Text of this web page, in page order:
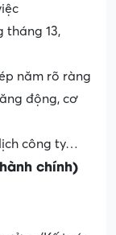
tháng 13,
năm rõ ràng
động, cơ
công ty…
chính)